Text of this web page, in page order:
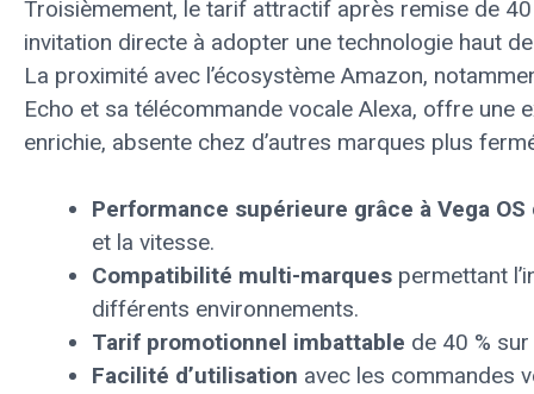
Troisièmement, le tarif attractif après remise de
invitation directe à adopter une technologie haut
La proximité avec l’écosystème Amazon,
Echo et sa télécommande vocale Alexa, offre une
enrichie, absente chez d’autres marques plus
Performance supérieure grâce à Vega OS
et la vitesse.
Compatibilité multi-marques permettant
différents environnements.
Tarif promotionnel imbattable de 40 %
Facilité d’utilisation avec les commandes